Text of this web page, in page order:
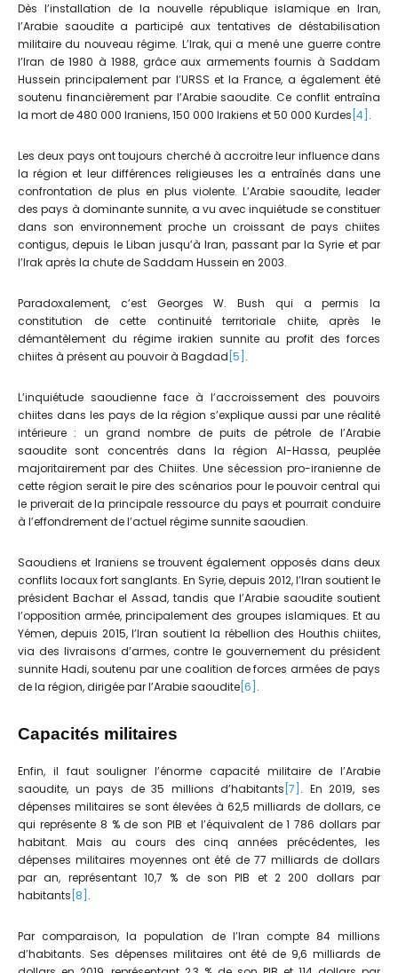
Dès l’installation de la nouvelle république islamique en Iran,
l’Arabie saoudite a participé aux tentatives de déstabilisation
militaire du nouveau régime. L’Irak, qui a mené une guerre contre
l’Iran de 1980 à 1988, grâce aux armements fournis à Saddam
Hussein principalement par l’URSS et la France, a également été
soutenu financièrement par l’Arabie saoudite. Ce conflit entraîna
la mort de 480 000 Iraniens, 150 000 Irakiens et 50 000 Kurdes [4] .
Les deux pays ont toujours cherché à accroitre leur influence dans
la région et leur différences religieuses les a entraînés dans une
confrontation de plus en plus violente. L’Arabie saoudite, leader
des pays à dominante sunnite, a vu avec inquiétude se constituer
dans son environnement proche un croissant de pays chiites
contigus, depuis le Liban jusqu’à Iran, passant par la Syrie et par
l’Irak après la chute de Saddam Hussein en 2003.
Paradoxalement, c’est Georges W. Bush qui a permis la
constitution de cette continuité territoriale chiite, après le
démantèlement du régime irakien sunnite au profit des forces
chiites à présent au pouvoir à Bagdad [5] .
L’inquiétude saoudienne face à l’accroissement des pouvoirs
chiites dans les pays de la région s’explique aussi par une réalité
intérieure : un grand nombre de puits de pétrole de l’Arabie
saoudite sont concentrés dans la région Al-Hassa, peuplée
majoritairement par des Chiites. Une sécession pro-iranienne de
cette région serait le pire des scénarios pour le pouvoir central qui
le priverait de la principale ressource du pays et pourrait conduire
à l’effondrement de l’actuel régime sunnite saoudien.
Saoudiens et Iraniens se trouvent également opposés dans deux
conflits locaux fort sanglants. En Syrie, depuis 2012, l’Iran soutient le
président Bachar el Assad, tandis que l’Arabie saoudite soutient
l’opposition armée, principalement des groupes islamiques. Et au
Yémen, depuis 2015, l’Iran soutient la rébellion des Houthis chiites,
via des livraisons d’armes, contre le gouvernement du président
sunnite Hadi, soutenu par une coalition de forces armées de pays
de la région, dirigée par l’Arabie saoudite [6] .
Capacités militaires
Enfin, il faut souligner l’énorme capacité militaire de l’Arabie
saoudite, un pays de 35 millions d’habitants [7] . En 2019, ses
dépenses militaires se sont élevées à 62,5 milliards de dollars, ce
qui représente 8 % de son PIB et l’équivalent de 1 786 dollars par
habitant. Mais au cours des cinq années précédentes, les
dépenses militaires moyennes ont été de 77 milliards de dollars
par an, représentant 10,7 % de son PIB et 2 200 dollars par
habitants [8] .
Par comparaison, la population de l’Iran compte 84 millions
d’habitants. Ses dépenses militaires ont été de 9,6 milliards de